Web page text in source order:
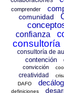
comprender
comunidad
confianza
consultoría
consultoría de
contención
convicción
creatividad
DAFO
definiciones